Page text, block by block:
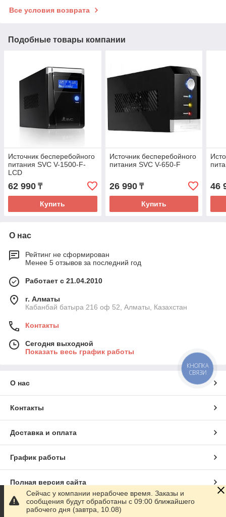
Все условия возврата
Подобные товары компании
Источник бесперебойного
питания SVC V-1500-F-
LCD
62 990 ₸
Купить
Источник бесперебойного
питания SVC V-650-F
26 990₸
Купить
46
О нас
Рейтинг не сформирован
Менее 5 отзывов за последний год
Работает с 21.04.2010
г. Алматы
Кабанбай батыра 216 оф 52, Алматы, Казахстан
Контакты
Сегодня выходной
Показать весь график работы
О нас
Контакты
Доставка и оплата
График работы
Полная версия сайта
Сайт создан на маркетплейсеSatu.kz
Сейчас у компании нерабочее время. Заказы и
сообщения будут обработаны с 09:00 ближайшего
рабочего дня (завтра, 10.08)
КНОПКА
СВЯЗИ